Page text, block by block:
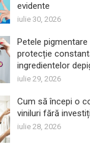
evidente
iulie 30, 2026
Petele pigmentare
protecție
ingredientelor
iulie 29, 2026
Cum să începi o
viniluri fără
iulie 28, 2026